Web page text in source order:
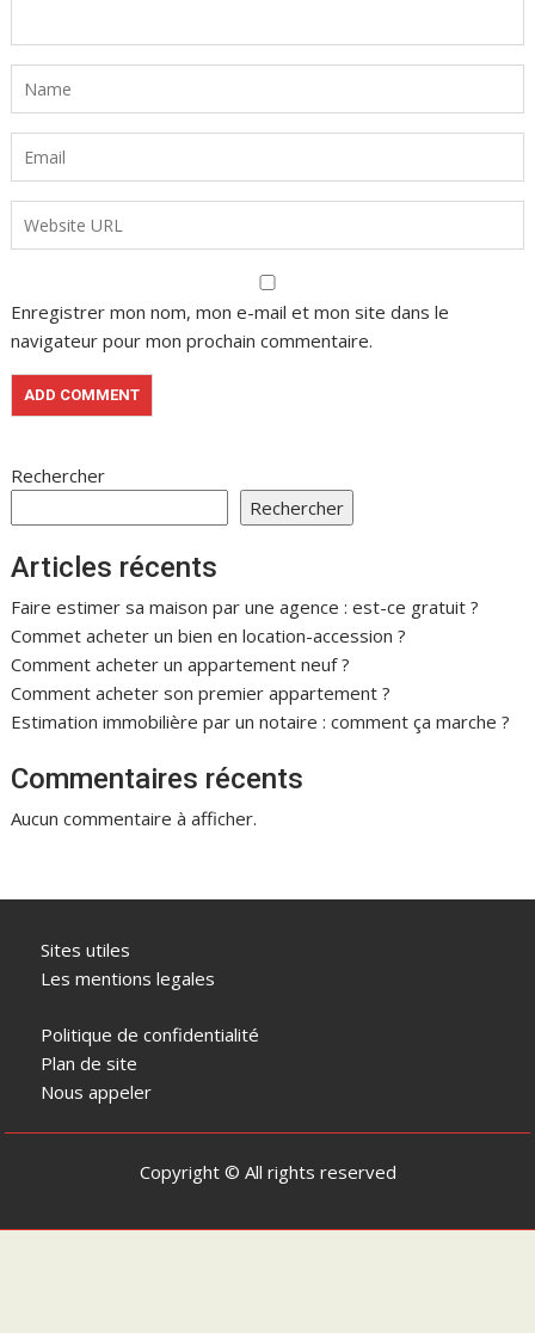
Enregistrer mon nom, mon e-mail et mon site dans le
navigateur pour mon prochain commentaire.
Rechercher
Rechercher
Articles récents
Faire estimer sa maison par une agence : est-ce gratuit ?
Commet acheter un bien en location-accession ?
Comment acheter un appartement neuf ?
Comment acheter son premier appartement ?
Estimation immobilière par un notaire : comment ça marche ?
Commentaires récents
Aucun commentaire à afficher.
Sites utiles
Les mentions legales
Politique de confidentialité
Plan de site
Nous appeler
Copyright © All rights reserved